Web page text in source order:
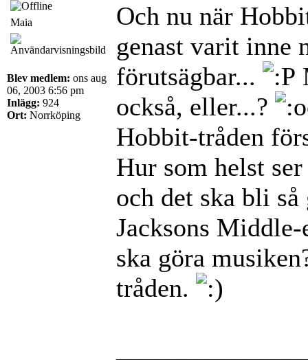
Maia
Blev medlem: ons aug
06, 2003 6:56 pm
Inlägg: 924
Ort: Norrköping
Och nu när
genast varit inne
förutsägbar...
också, eller...?
Hobbit-tråden
Hur som helst
och det ska bli
Jacksons
ska göra
tråden.